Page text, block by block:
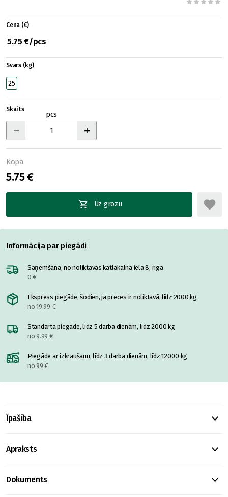
Cena (€)
5.75 €/pcs
Svars (kg)
25
Skaits
pcs
Kopā
5.75 €
Uz grozu
Informācija par piegādi
Saņemšana, no noliktavas katlakalnā ielā 8, rīgā
0 €
Ekspress piegāde, šodien, ja preces ir noliktavā, līdz 2000 kg
no 19.99 €
Standarta piegāde, līdz 5 darba dienām, līdz 2000 kg
no 9.99 €
Piegāde ar izkraušanu, līdz 3 darba dienām, līdz 12000 kg
no 99 €
Īpašība
Apraksts
Dokuments